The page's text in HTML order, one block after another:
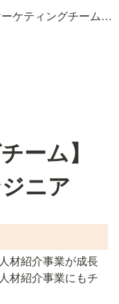
【マーケティングチーム】マークアップエンジニア
ーム】
ニア
材紹介事業が成長
材紹介事業にもチ